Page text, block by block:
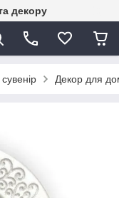
декору
Декор для